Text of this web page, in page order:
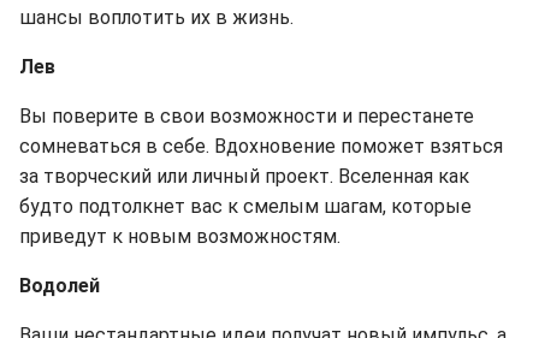
шансы воплотить их в жизнь.
Лев
Вы поверите в свои возможности и перестанете
сомневаться в себе. Вдохновение поможет взяться
за творческий или личный проект. Вселенная как
будто подтолкнет вас к смелым шагам, которые
приведут к новым возможностям.
Водолей